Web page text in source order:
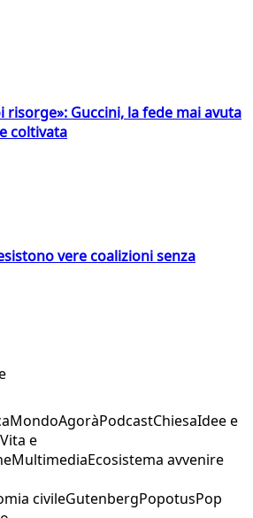
risorge»: Guccini, la fede mai avuta
coltivata
vere coalizioni senza
MondoAgoràPodcastChiesaIdee e
Vita e
MultimediaEcosistema avvenire
civileGutenbergPopotusPop